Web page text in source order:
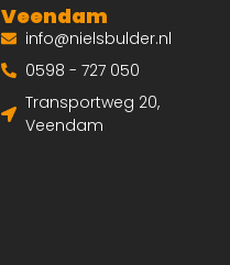
Veendam
info@nielsbulder.nl
0598 - 727 050
Transportweg 20,
Veendam